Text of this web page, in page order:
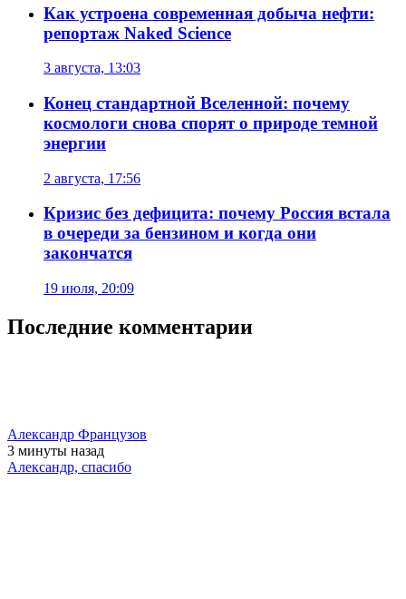
Как устроена современная добыча нефти:
репортаж Naked Science
3 августа, 13:03
Конец стандартной Вселенной: почему
космологи снова спорят о природе темной
энергии
2 августа, 17:56
Кризис без дефицита: почему Россия встала
в очереди за бензином и когда они
закончатся
19 июля, 20:09
Последние комментарии
Александр Французов
3 минуты назад
Александр, спасибо